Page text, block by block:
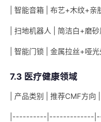
| 智能音箱 | 布艺+木纹+亲
| 扫地机器人 | 简洁白+磨
| 智能门锁 | 金属拉丝+哑
7.3 医疗健康领域
| 产品类别 | 推荐CMF方向 |
|----------|-------------